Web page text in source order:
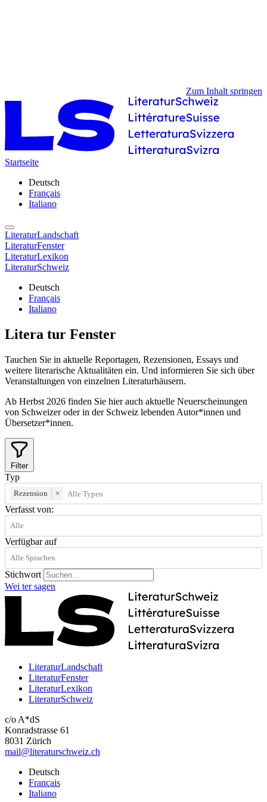
Zum Inhalt springen
Startseite
Deutsch
Français
Italiano
LiteraturLandschaft
LiteraturFenster
LiteraturLexikon
LiteraturSchweiz
Deutsch
Français
Italiano
Litera tur Fenster
Tauchen Sie in aktuelle Reportagen, Rezensionen, Essays und
weitere literarische Aktualitäten ein. Und informieren Sie sich über
Veranstaltungen von einzelnen Literaturhäusern.
Ab Herbst 2026 finden Sie hier auch aktuelle Neuerscheinungen
von Schweizer oder in der Schweiz lebenden Autor*innen und
Übersetzer*innen.
Filter
Typ
Rezension ×
Verfasst von:
Verfügbar auf
Stichwort
Wei ter sagen
LiteraturLandschaft
LiteraturFenster
LiteraturLexikon
LiteraturSchweiz
c/o A*dS
Konradstrasse 61
8031 Zürich
mail@literaturschweiz.ch
Deutsch
Français
Italiano